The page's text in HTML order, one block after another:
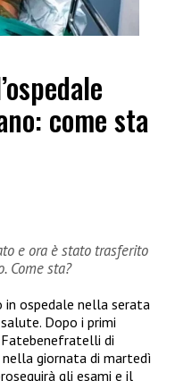
come sta
e ora è stato trasferito
Come sta?
in ospedale nella serata
Dopo i primi
di
giornata di martedì
gli esami e il